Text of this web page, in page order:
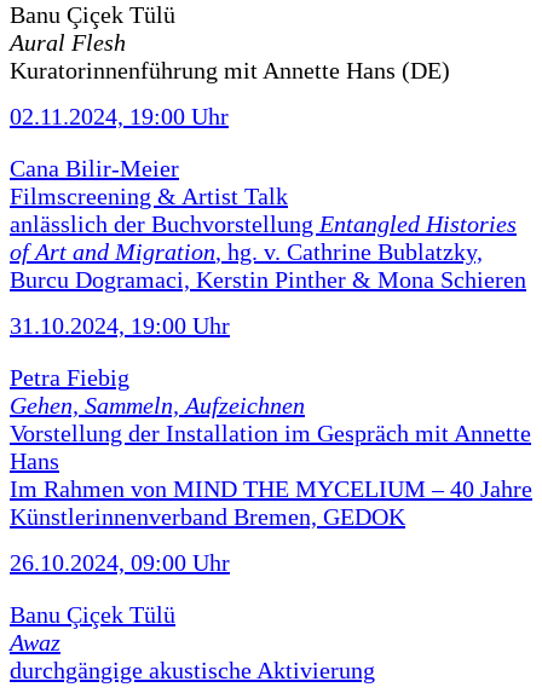
Banu Çiçek Tülü
Aural Flesh
Kuratorinnenführung mit Annette Hans (DE)
02.11.2024, 19:00 Uhr
Cana Bilir-Meier
Filmscreening & Artist Talk
anlässlich der Buchvorstellung Entangled Histories
of Art and Migration, hg. v. Cathrine Bublatzky,
Burcu Dogramaci, Kerstin Pinther & Mona Schieren
31.10.2024, 19:00 Uhr
Petra Fiebig
Gehen, Sammeln, Aufzeichnen
Vorstellung der Installation im Gespräch mit Annette
Hans
Im Rahmen von MIND THE MYCELIUM – 40 Jahre
Künstlerinnenverband Bremen, GEDOK
26.10.2024, 09:00 Uhr
Banu Çiçek Tülü
Awaz
durchgängige akustische Aktivierung